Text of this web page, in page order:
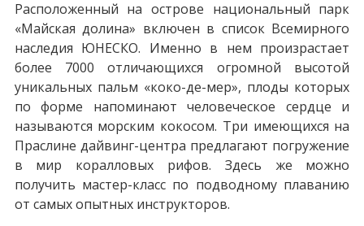
Расположенный на острове национальный парк
«Майская долина» включен в список Всемирного
наследия ЮНЕСКО. Именно в нем произрастает
более 7000 отличающихся огромной высотой
уникальных пальм «коко-де-мер», плоды которых
по форме напоминают человеческое сердце и
называются морским кокосом. Три имеющихся на
Праслине дайвинг-центра предлагают погружение
в мир коралловых рифов. Здесь же можно
получить мастер-класс по подводному плаванию
от самых опытных инструкторов.